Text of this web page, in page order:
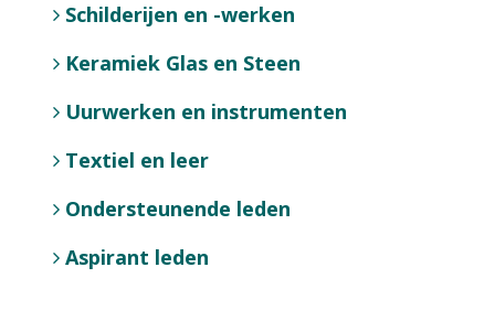
Schilderijen en -werken
Keramiek Glas en Steen
Uurwerken en instrumenten
Textiel en leer
Ondersteunende leden
Aspirant leden